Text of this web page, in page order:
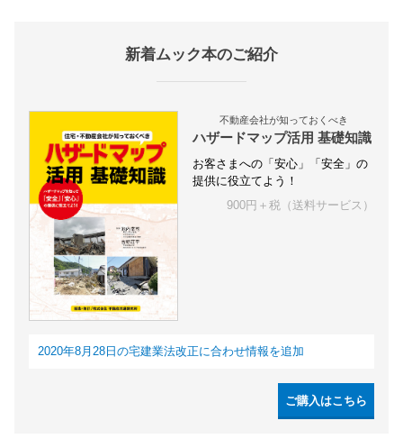
新着ムック本のご紹介
不動産会社が知っておくべき
ハザードマップ活用 基礎知識
お客さまへの「安心」「安全」の
提供に役立てよう！
900円＋税（送料サービス）
2020年8月28日の宅建業法改正に合わせ情報を追加
ご購入はこちら